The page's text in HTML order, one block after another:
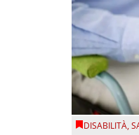
DISABILITÀ,